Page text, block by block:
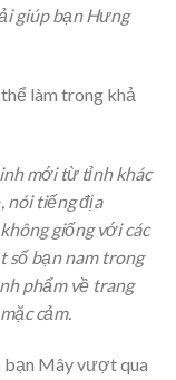
giúp bạn Hưng
làm trong khả
mới từ tỉnh khác
nói tiếng địa
giống với các
số bạn nam trong
phẩm về trang
cảm.
bạn Mây vượt qua